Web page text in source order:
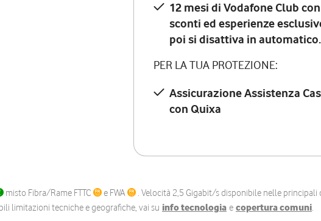
12 mesi di Vodafone Club con
sconti ed esperienze
poi si disattiva in automatico.
PER LA TUA PROTEZIONE:
Assicurazione Assistenza
con Quixa
misto Fibra/Rame FTTC e FWA . Velocità 2,5 Gigabit/s disponibile nelle
limitazioni tecniche e geografiche, vai su info tecnologia e copertura comuni.